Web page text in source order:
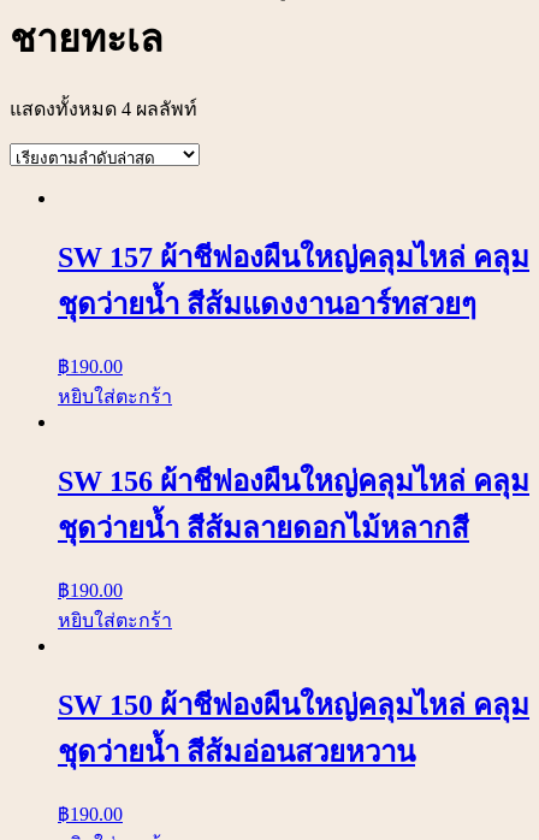
ชายทะเล
แสดงทั้งหมด 4 ผลลัพท์
SW 157 ผ้าชีฟองผืนใหญ่คลุมไหล่ คลุม
ชุดว่ายน้ำ สีส้มแดงงานอาร์ทสวยๆ
฿190.00
หยิบใส่ตะกร้า
SW 156 ผ้าชีฟองผืนใหญ่คลุมไหล่ คลุม
ชุดว่ายน้ำ สีส้มลายดอกไม้หลากสี
฿190.00
หยิบใส่ตะกร้า
SW 150 ผ้าชีฟองผืนใหญ่คลุมไหล่ คลุม
ชุดว่ายน้ำ สีส้มอ่อนสวยหวาน
฿190.00